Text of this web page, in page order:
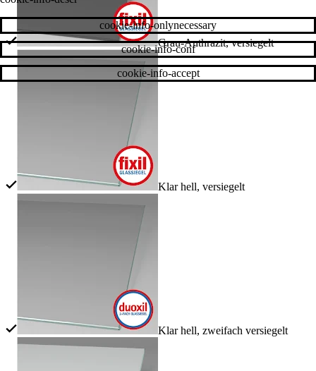
Grau-Anthrazit, versiegelt
Klar hell, versiegelt
Klar hell, zweifach versiegelt
cookie-info-accept
cookie-info-conf
cookie-info-onlynecessary